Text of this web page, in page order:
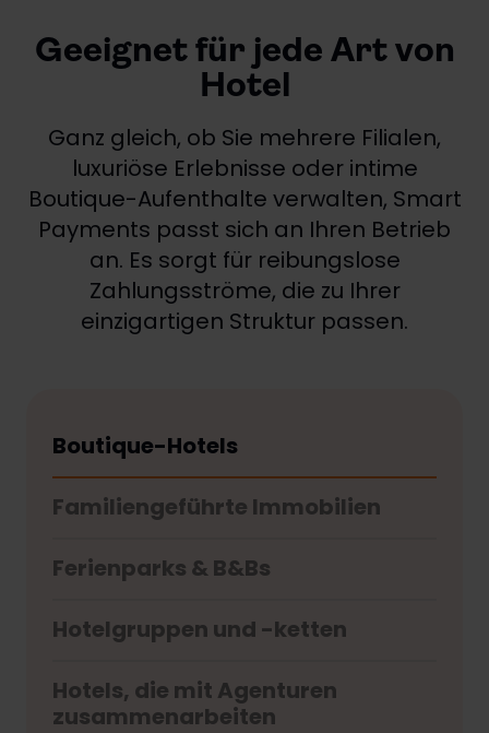
Geeignet für jede Art von
Hotel
Ganz gleich, ob Sie mehrere Filialen,
luxuriöse Erlebnisse oder intime
Boutique-Aufenthalte verwalten, Smart
Payments passt sich an Ihren Betrieb
an. Es sorgt für reibungslose
Zahlungsströme, die zu Ihrer
einzigartigen Struktur passen.
Boutique-Hotels
Familiengeführte Immobilien
Ferienparks & B&Bs
Hotelgruppen und -ketten
Hotels, die mit Agenturen
zusammenarbeiten